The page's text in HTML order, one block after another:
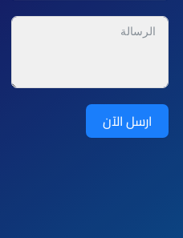
ارسل الآن